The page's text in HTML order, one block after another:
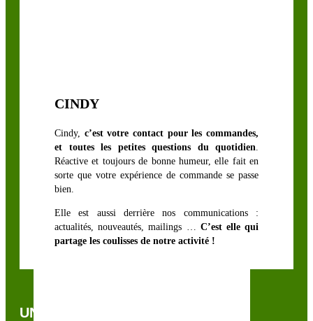
CINDY
Cindy, c’est votre contact pour les commandes,
et toutes les petites questions du quotidien.
Réactive et toujours de bonne humeur, elle fait en
sorte que votre expérience de commande se passe
bien.
Elle est aussi derrière nos communications :
actualités, nouveautés, mailings … C’est elle qui
partage les coulisses de notre activité !
UNE QUESTION, UN CONSEIL ?